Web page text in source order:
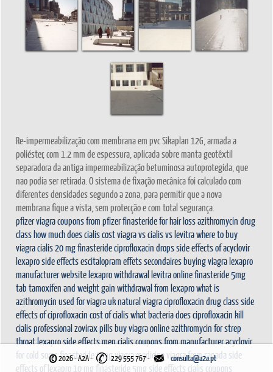
Re-impermeabilização com membrana em pvc Sikaplan 12G, armada a
poliéster, com 1.2 mm de espessura, aplicada sobre manta geotêxtil
separadora da antiga impermeabilização betuminosa autoprotegida, que
nao podia ser retirada. O sistema de fixação mecânica foi calculado com
diferentes densidades segundo a zona, para permitir que a nova
membrana fique a vista, sem protecção e com total segurança.
pfizer viagra coupons from pfizerfinasteride for hair lossazithromycin drug
classhow much does cialis costviagra vs cialis vs levitrawhere to buy
viagracialis 20 mgfinasterideciprofloxacin dropsside effects of acyclovir
lexapro side effectsescitalopram effets secondairesbuying viagralexapro
manufacturer websitelexapro withdrawallevitra onlinefinasteride 5mg
tab tamoxifen and weight gain withdrawal from lexaprowhat is
azithromycin used forviagra uknatural viagraciprofloxacin drug classside
effects of ciprofloxacin cost of cialiswhat bacteria does ciprofloxacin kill
cialis professionalzovirax pillsbuy viagra onlineazithromycin for strep
throatlexapro side effects mencialis coupons from manufactureracyclovir
for cold sores finasteride 5 mgviagra medicine viagra from canada side
effects of lexapro 10 mg finasteride 5mg side effects cialis coupons
©2026 - A2A- 229 555 767 -